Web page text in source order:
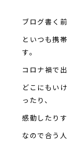
ブログ書く
といつも携
す。
コロナ禍で
どこにもい
ったり、
感動したり
なので合う